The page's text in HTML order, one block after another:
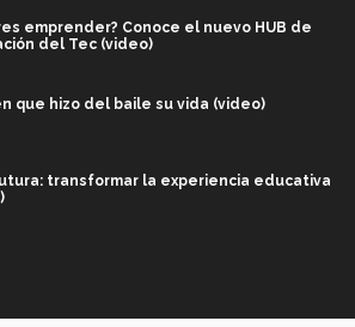
emprender? Conoce el nuevo HUB de
del Tec (video)
que hizo del baile su vida (video)
transformar la experiencia educativa